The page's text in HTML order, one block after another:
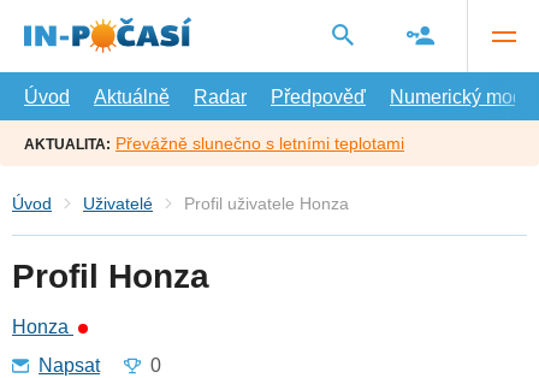
hlavní
Úvod
Aktuálně Radar Předpověď Numerický model
AKTUALITA: Převážně slunečno s letními teplotami
Úvod Uživatelé Profil uživatele Honza
Profil Honza
Honza
Napsat
0